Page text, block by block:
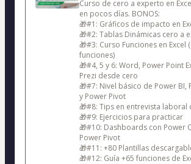
Curso de cero a experto en
en pocos días. BONOS:
🎁#1: Gráficos de impacto en
🎁#2: Tablas Dinámicas cero a
🎁#3: Curso Funciones en Excel
funciones)
🎁#4, 5 y 6: Word, Power Point
Prezi desde cero
🎁#7: Nivel básico de Power BI,
y Power Pivot
🎁#8: Tips en entrevista laboral
🎁#9: Ejercicios para practicar
🎁#10: Dashboards con Power
Power Pivot
🎁#11: +80 Plantillas
🎁#12: Guía +65 funciones de